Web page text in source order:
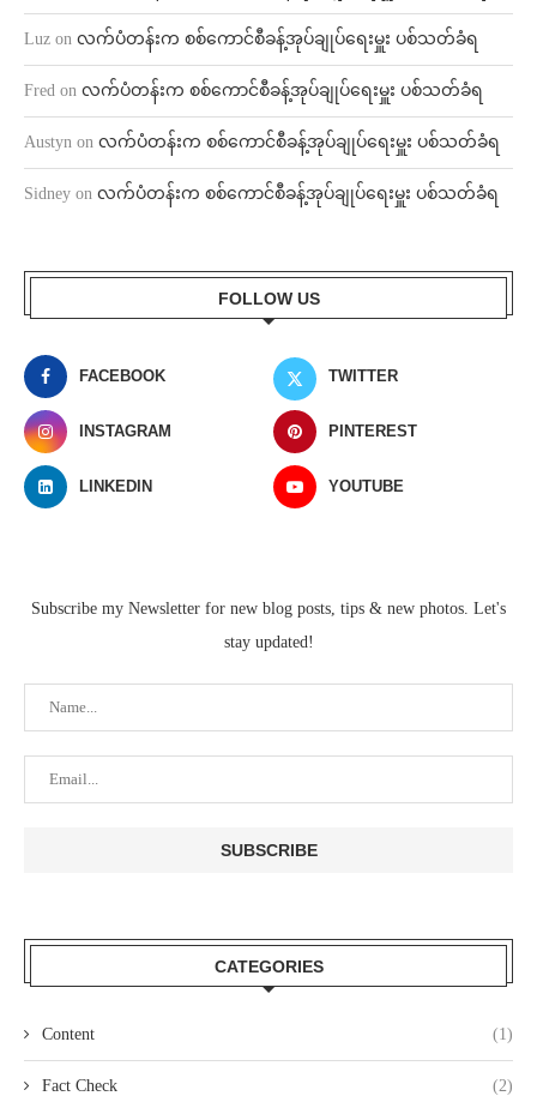
Luz on လက်ပံတန်းက စစ်ကောင်စီခန့်အုပ်ချုပ်ရေးမှူး ပစ်သတ်ခံရ
Fred on လက်ပံတန်းက စစ်ကောင်စီခန့်အုပ်ချုပ်ရေးမှူး ပစ်သတ်ခံရ
Austyn on လက်ပံတန်းက စစ်ကောင်စီခန့်အုပ်ချုပ်ရေးမှူး ပစ်သတ်ခံရ
Sidney on လက်ပံတန်းက စစ်ကောင်စီခန့်အုပ်ချုပ်ရေးမှူး ပစ်သတ်ခံရ
FOLLOW US
FACEBOOK TWITTER
INSTAGRAM PINTEREST
LINKEDIN YOUTUBE
Subscribe my Newsletter for new blog posts, tips & new photos. Let's
stay updated!
CATEGORIES
Content (1)
Fact Check (2)